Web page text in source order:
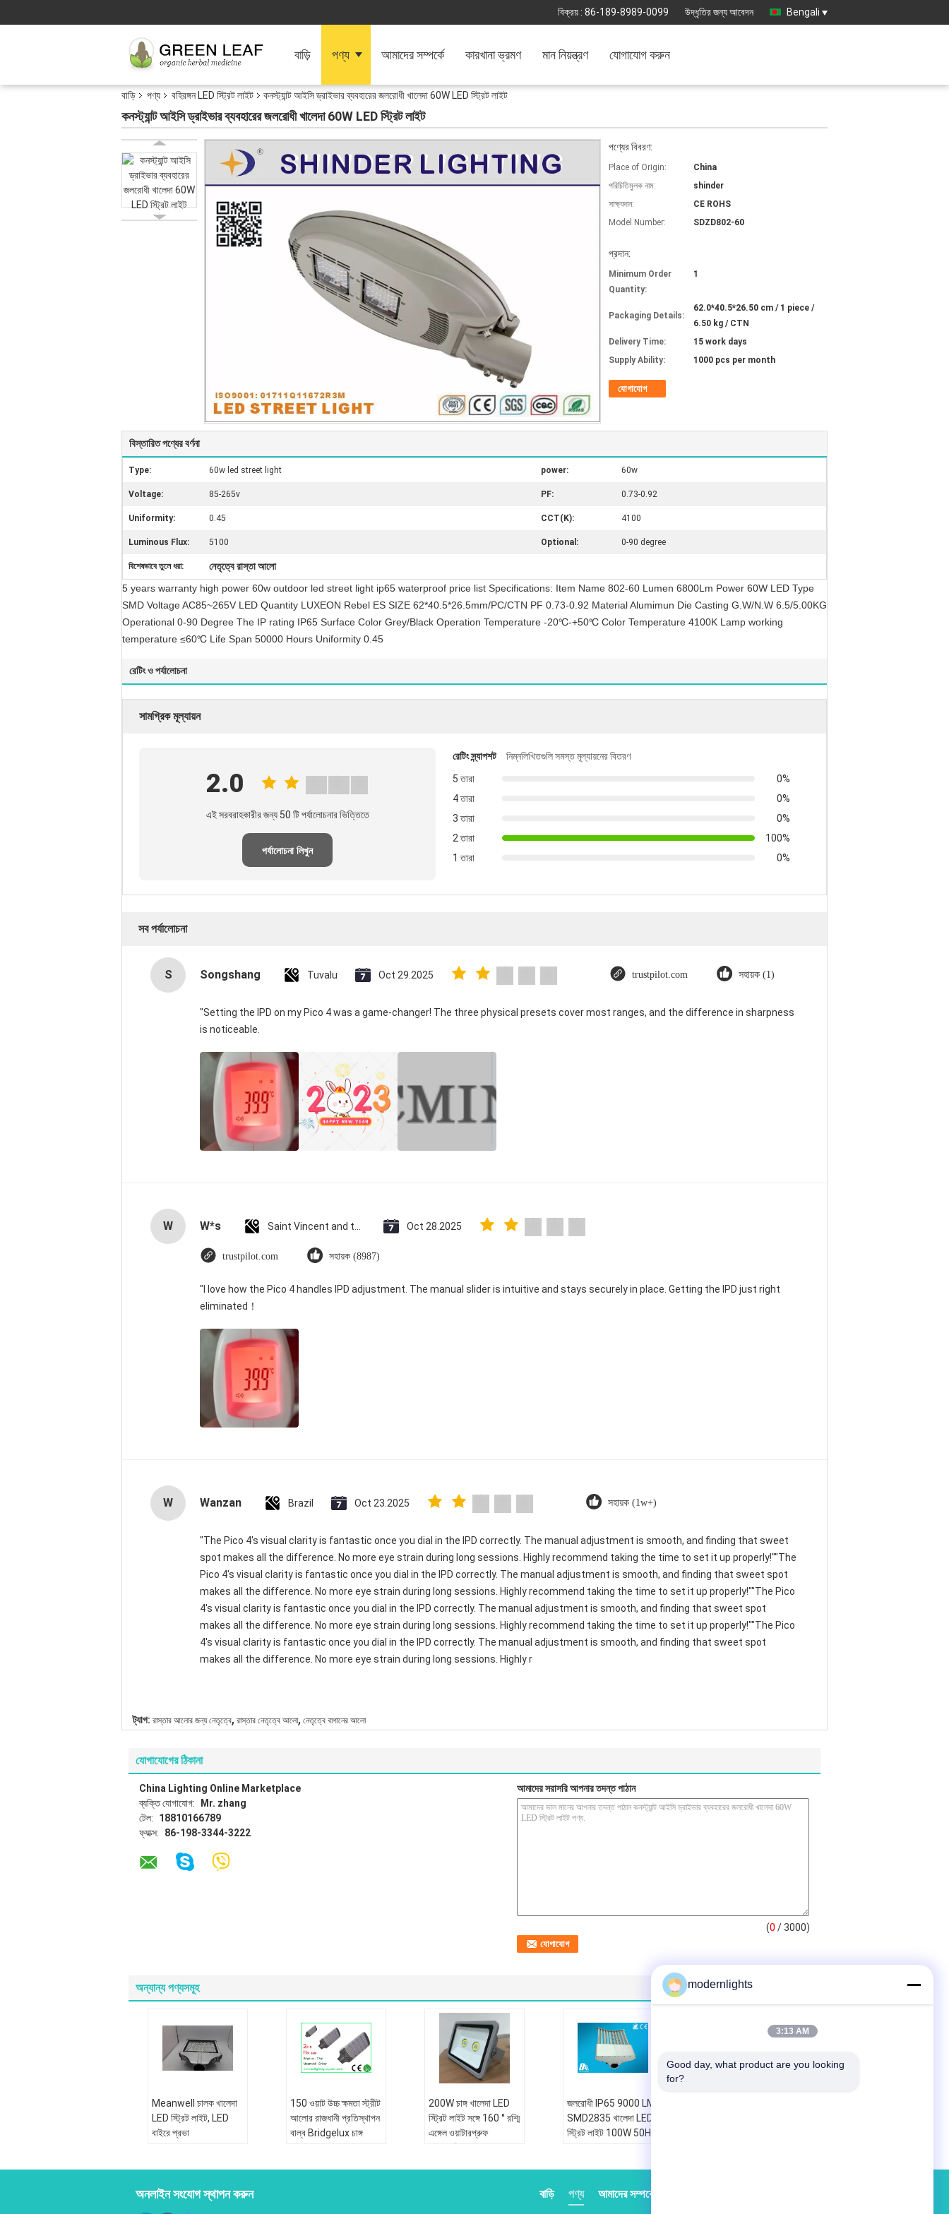
বিক্রয় : 86-189-8989-0099 উদ্ধৃতির জন্য আবেদন Bengali
বাড়ি পণ্য আমাদের সম্পর্কে কারখানা ভ্রমণ মান নিয়ন্ত্রণ যোগাযোগ করুন
বাড়ি পণ্য বহিরঙ্গন LED স্ট্রিট লাইট কনস্ট্যান্ট আইসি ড্রাইভার ব্যবহারের জলরোধী খালেদা 60W LED স্ট্রিট লাইট
কনস্ট্যান্ট আইসি ড্রাইভার ব্যবহারের জলরোধী খালেদা 60W LED স্ট্রিট লাইট
পণ্যের বিবরণ:
Place of Origin:
China
পরিচিতিমুলক নাম:
shinder
সাক্ষ্যদান:
CE ROHS
Model Number:
SDZD802-60
প্রদান:
Minimum Order
Quantity:
1
Packaging Details:
62.0*40.5*26.50 cm / 1 piece /
6.50 kg / CTN
Delivery Time:
15 work days
Supply Ability:
1000 pcs per month
যোগাযোগ
বিস্তারিত পণ্যের বর্ণনা
Type: 60w led street light power: 60w
Voltage: 85-265v PF: 0.73-0.92
Uniformity: 0.45 CCT(K): 4100
Luminous Flux: 5100 Optional: 0-90 degree
বিশেষভাবে তুলে ধরা:
নেতৃত্বে রাস্তা আলো
5 years warranty high power 60w outdoor led street light ip65 waterproof price list Specifications: Item Name 802-60 Lumen 6800Lm Power 60W LED Type
SMD Voltage AC85~265V LED Quantity LUXEON Rebel ES SIZE 62*40.5*26.5mm/PC/CTN PF 0.73-0.92 Material Alumimun Die Casting G.W/N.W 6.5/5.00KG
Operational 0-90 Degree The IP rating IP65 Surface Color Grey/Black Operation Temperature -20℃-+50℃ Color Temperature 4100K Lamp working
temperature ≤60℃ Life Span 50000 Hours Uniformity 0.45
রেটিং ও পর্যালোচনা
সামগ্রিক মূল্যায়ন
2.0
এই সরবরাহকারীর জন্য 50 টি পর্যালোচনার ভিত্তিতে
পর্যালোচনা লিখুন
রেটিং স্ন্যাপশট
নিম্নলিখিতগুলি সমস্ত মূল্যায়নের বিতরণ
5 তারা
0%
4 তারা
0%
3 তারা
0%
2 তারা
100%
1 তারা
0%
সব পর্যালোচনা
S Songshang Tuvalu Oct 29.2025 trustpilot.com সহায়ক (1)
"Setting the IPD on my Pico 4 was a game-changer! The three physical presets cover most ranges, and the difference in sharpness
is noticeable.
W W*s Oct 28.2025
trustpilot.com সহায়ক (8987)
"I love how the Pico 4 handles IPD adjustment. The manual slider is intuitive and stays securely in place. Getting the IPD just right
eliminated！
W Wanzan Brazil Oct 23.2025 সহায়ক (1w+)
"The Pico 4's visual clarity is fantastic once you dial in the IPD correctly. The manual adjustment is smooth, and finding that sweet
spot makes all the difference. No more eye strain during long sessions. Highly recommend taking the time to set it up properly!""The
Pico 4's visual clarity is fantastic once you dial in the IPD correctly. The manual adjustment is smooth, and finding that sweet spot
makes all the difference. No more eye strain during long sessions. Highly recommend taking the time to set it up properly!""The Pico
4's visual clarity is fantastic once you dial in the IPD correctly. The manual adjustment is smooth, and finding that sweet spot
makes all the difference. No more eye strain during long sessions. Highly recommend taking the time to set it up properly!""The Pico
4's visual clarity is fantastic once you dial in the IPD correctly. The manual adjustment is smooth, and finding that sweet spot
makes all the difference. No more eye strain during long sessions. Highly r
ট্যাগ: রাস্তার আলোর জন্য নেতৃত্বে, রাস্তার নেতৃত্বে আলো, নেতৃত্বে বাগানের আলো
যোগাযোগের ঠিকানা
China Lighting Online Marketplace
ব্যক্তি যোগাযোগ:
Mr. zhang
টেল:
18810166789
ফ্যাক্স:
86-198-3344-3222
আমাদের সরাসরি আপনার তদন্ত পাঠান
(0 / 3000)
অন্যান্য পণ্যসমূহ
Meanwell চালক খালেদা
LED স্ট্রিট লাইট, LED
বাইরে প্রভা
150 ওয়াট উচ্চ ক্ষমতা স্ট্রীট
আলোর রাজধানী প্রতিস্থাপন
বাল্ব Bridgelux চাঙ্গ
200W চাঙ্গ খালেদা LED
স্ট্রিট লাইট সঙ্গে 160 ° রশ্মি
এঙ্গেল ওয়াটারপ্রুফ
জলরোধী IP65 9000 LM
SMD2835 খালেদা LED
স্ট্রিট লাইট 100W 50Hz
অনলাইন সংযোগ স্থাপন করুন আমাদের সম্পর্কে
পণ্য
বাড়ি
modernlights
3:13 AM
Good day, what product are you looking
for?